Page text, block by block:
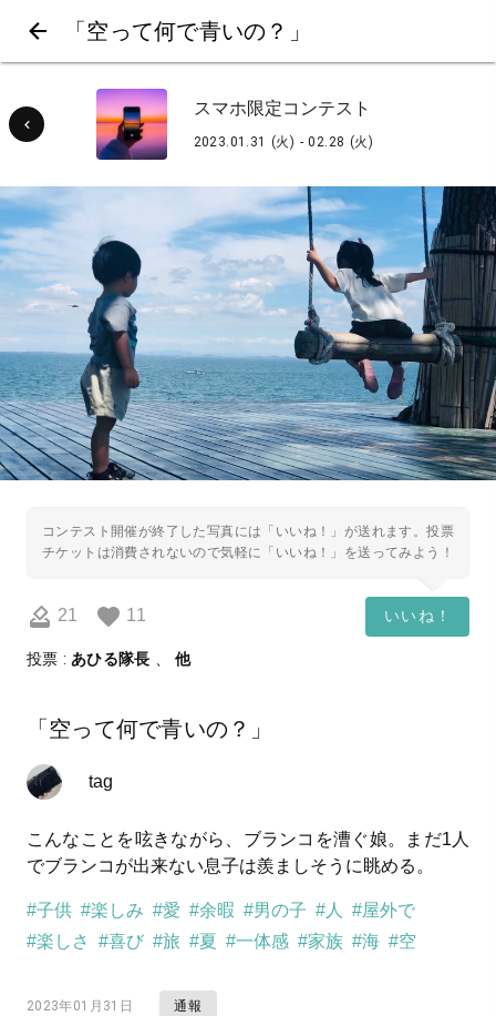
「空って何で青いの？」
スマホ限定コンテスト
2023.01.31 (火) - 02.28 (火)
コンテスト開催が終了した写真には「いいね！」が送れます。投票
チケットは消費されないので気軽に「いいね！」を送ってみよう！
21 11 いいね！
投票 : あひる隊長 、他
「空って何で青いの？」
tag
こんなことを呟きながら、ブランコを漕ぐ娘。まだ1人
でブランコが出来ない息子は羨ましそうに眺める。
#子供 #楽しみ #愛 #余暇 #男の子 #人
#屋外で
#楽しさ
#喜び #旅 #夏 #一体感 #家族 #海 #空
2023年01月31日 通報